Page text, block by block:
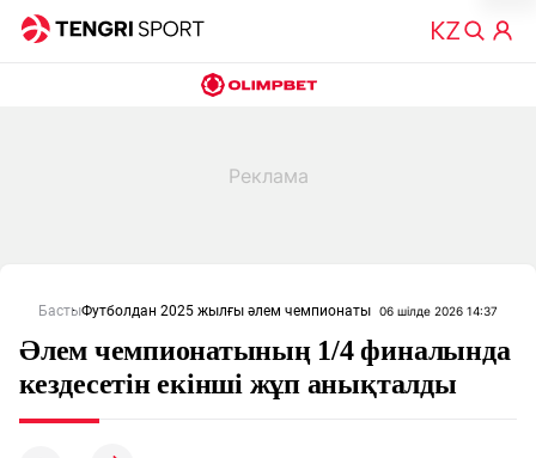
БастыФутболдан 2025 жылғы әлем чемпионаты 06 шілде 2026 14:37
Әлем чемпионатының 1/4 финалында
кездесетін екінші жұп анықталды